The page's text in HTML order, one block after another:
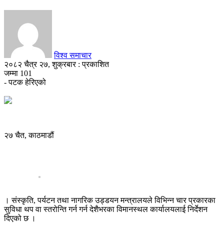
विश्व समाचार
२०८२ चैत्र २७, शुक्रबार : प्रकाशित
जम्मा 101
- पटक हेरिएको
२७ चैत, काठमाडौं
। संस्कृति, पर्यटन तथा नागरिक उड्डयन मन्त्रालयले विभिन्न चार प्रकारका
सुविधा थप वा स्तरोन्ति गर्न गर्न देशैभरका विमानस्थल कार्यालयलाई निर्देशन
दिएको छ ।